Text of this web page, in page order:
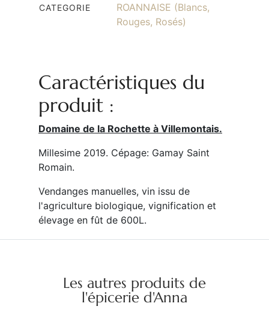
CATEGORIE
ROANNAISE (Blancs,
Rouges, Rosés)
Caractéristiques du
produit :
Domaine de la Rochette à Villemontais.
Millesime 2019. Cépage: Gamay Saint
Romain.
Vendanges manuelles, vin issu de
l'agriculture biologique, vignification et
élevage en fût de 600L.
Les autres produits de
l'épicerie d'Anna